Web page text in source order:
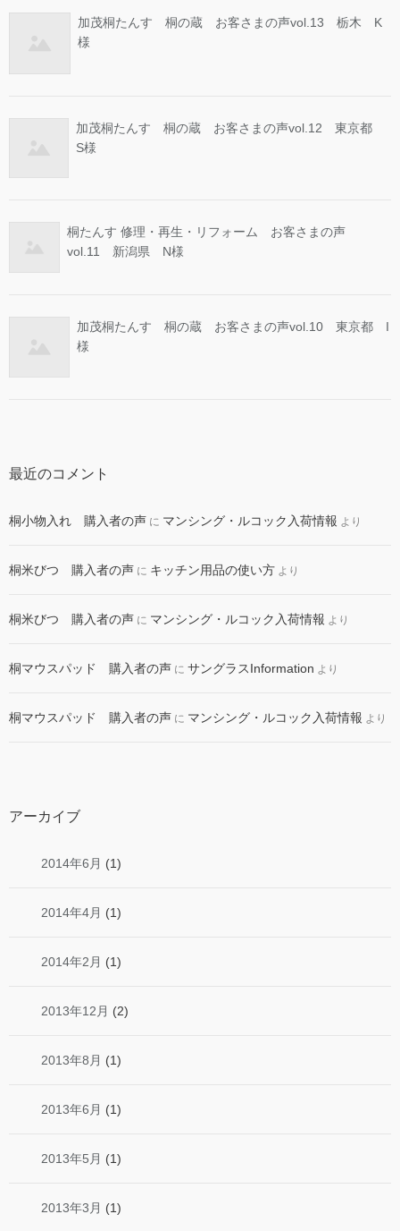
加茂桐たんす 桐の蔵 お客さまの声vol.13 栃木 K
様
加茂桐たんす 桐の蔵 お客さまの声vol.12 東京都
S様
桐たんす 修理・再生・リフォーム お客さまの声
vol.11 新潟県 N様
加茂桐たんす 桐の蔵 お客さまの声vol.10 東京都 I
様
最近のコメント
桐小物入れ 購入者の声 に マンシング・ルコック入荷情報 より
桐米びつ 購入者の声 に キッチン用品の使い方 より
桐米びつ 購入者の声 に マンシング・ルコック入荷情報 より
桐マウスパッド 購入者の声 に サングラスInformation より
桐マウスパッド 購入者の声 に マンシング・ルコック入荷情報 より
アーカイブ
2014年6月 (1)
2014年4月 (1)
2014年2月 (1)
2013年12月 (2)
2013年8月 (1)
2013年6月 (1)
2013年5月 (1)
2013年3月 (1)